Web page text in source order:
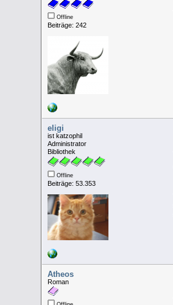
Offline
Beiträge: 242
eligi
ist katzophil
Administrator
Bibliothek
Offline
Beiträge: 53.353
Atheos
Roman